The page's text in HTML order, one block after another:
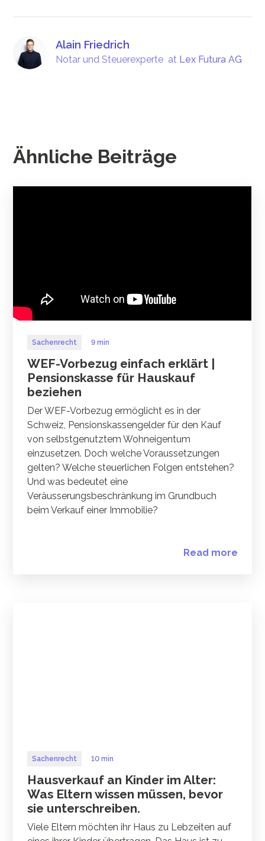
Alain Friedrich
Notar und Steuerexperte at Lex Futura AG
Ähnliche Beiträge
Sachenrecht 9 min
WEF-Vorbezug einfach erklärt |
Pensionskasse für Hauskauf
beziehen
Der WEF-Vorbezug ermöglicht es in der
Schweiz, Pensionskassengelder für den Kauf
von selbstgenutztem Wohneigentum
einzusetzen. Doch welche Voraussetzungen
gelten? Welche steuerlichen Folgen entstehen?
Und was bedeutet eine
Veräusserungsbeschränkung im Grundbuch
beim Verkauf einer Immobilie?
Read more
Sachenrecht 10 min
Hausverkauf an Kinder im Alter:
Was Eltern wissen müssen, bevor
sie unterschreiben.
Viele Eltern möchten ihr Haus zu Lebzeiten auf